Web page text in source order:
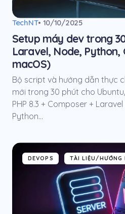
TechNT• 10/10/2025
Setup máy dev trong
Laravel, Node, Python,
macOS)
Bộ script và hướng dẫn thực
mới trong 30 phút cho
PHP 8.3 + Composer +
Python...
DEVOPS TÀI LIỆU/HƯỚNG